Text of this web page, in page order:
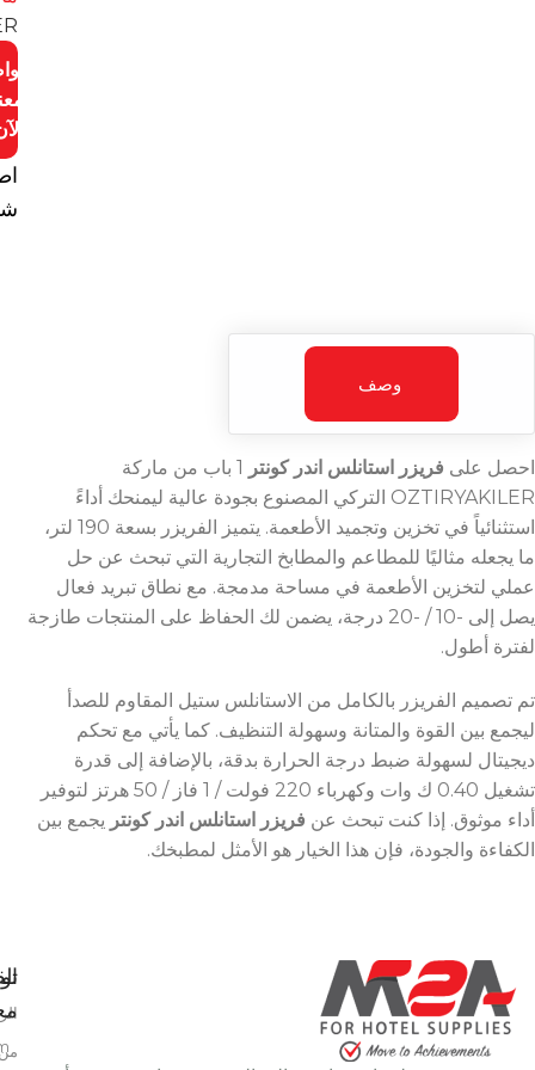
وصف
احصل على فريزر استانلس اندر كونتر
1 باب من ماركة
OZTIRYAKILER التركي المصنوع بجودة عالية ليمنحك أداءً
استثنائياً في تخزين وتجميد الأطعمة. يتميز الفريزر بسعة 190 لتر،
ما يجعله مثاليًا للمطاعم والمطابخ التجارية التي تبحث عن حل
عملي لتخزين الأطعمة في مساحة مدمجة. مع نطاق تبريد فعال
يصل إلى -10 / -20 درجة، يضمن لك الحفاظ على المنتجات طازجة
لفترة أطول.
تم تصميم الفريزر بالكامل من الاستانلس ستيل المقاوم للصدأ
ليجمع بين القوة والمتانة وسهولة التنظيف. كما يأتي مع تحكم
ديجيتال لسهولة ضبط درجة الحرارة بدقة، بالإضافة إلى قدرة
تشغيل 0.40 ك وات وكهرباء 220 فولت / 1 فاز / 50 هرتز لتوفير
أداء موثوق. إذا كنت تبحث عن فريزر استانلس اندر كونتر يجمع بين
الكفاءة والجودة، فإن هذا الخيار هو الأمثل لمطبخك.